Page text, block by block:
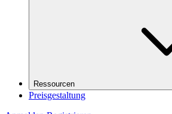
Ressourcen
Preisgestaltung